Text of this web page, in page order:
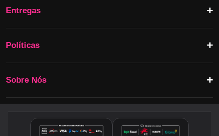
Entregas
Políticas
Sobre Nós